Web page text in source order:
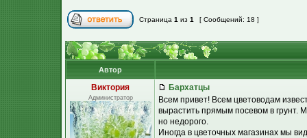
Страница 1 из 1 [ Сообщений: 18 ]
Автор
Виктория
Администратор
Бархатцы
Всем привет! Всем цветоводам
вырастить прямым посевом в грунт.
но недорого.
Иногда в цветочных магазинах мы